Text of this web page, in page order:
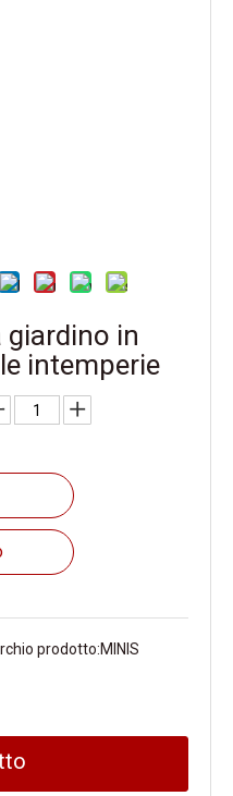
giardino in
intemperie
prodotto:MINIS